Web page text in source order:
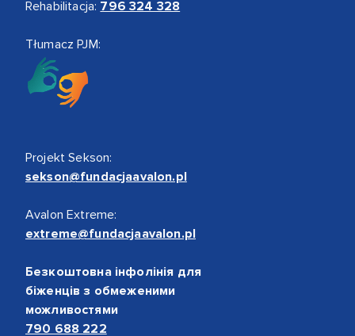
Rehabilitacja: 796 324 328
Tłumacz PJM:
Projekt Sekson:
sekson@fundacjaavalon.pl
Avalon Extreme:
extreme@fundacjaavalon.pl
Безкоштовна інфолінія для
біженців з обмеженими
можливостями
790 688 222